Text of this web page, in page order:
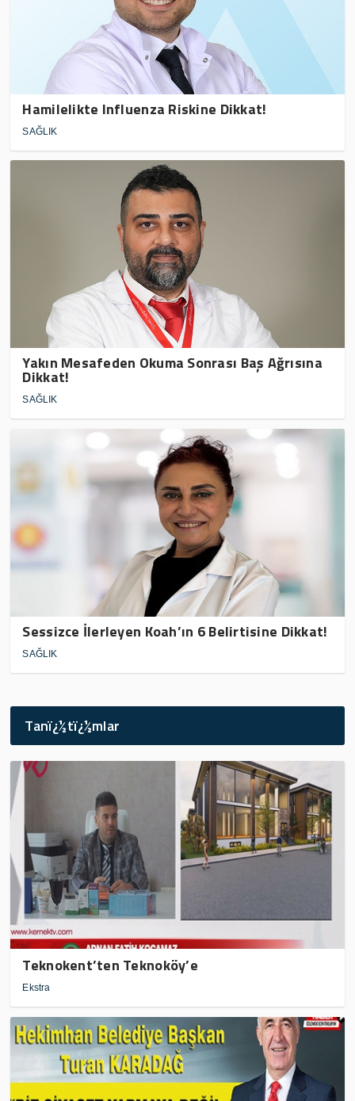
Hamilelikte Influenza Riskine Dikkat!
SAĞLIK
Yakın Mesafeden Okuma Sonrası Baş Ağrısına
Dikkat!
SAĞLIK
Sessizce İlerleyen Koah’ın 6 Belirtisine Dikkat!
SAĞLIK
Tanï¿½tï¿½mlar
Teknokent’ten Teknoköy’e
Ekstra